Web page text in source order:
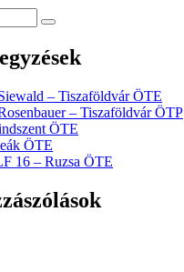
– Tiszaföldvár ÖTE
– Tiszaföldvár ÖTP
ÖTE
ÖTE
16 – Ruzsa ÖTE